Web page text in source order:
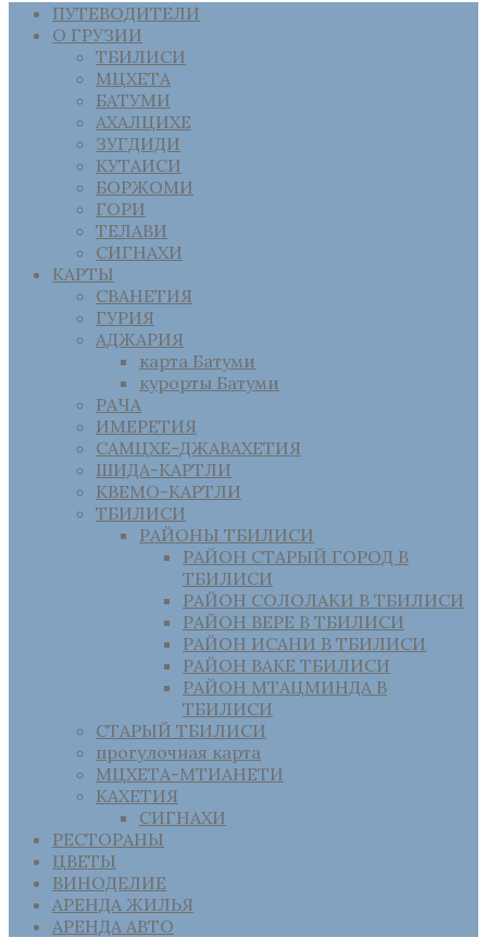
ПУТЕВОДИТЕЛИ
О ГРУЗИИ
ТБИЛИСИ
МЦХЕТА
БАТУМИ
АХАЛЦИХЕ
ЗУГДИДИ
КУТАИСИ
БОРЖОМИ
ГОРИ
ТЕЛАВИ
СИГНАХИ
КАРТЫ
СВАНЕТИЯ
ГУРИЯ
АДЖАРИЯ
карта Батуми
курорты Батуми
РАЧА
ИМЕРЕТИЯ
САМЦХЕ-ДЖАВАХЕТИЯ
ШИДА-КАРТЛИ
КВЕМО-КАРТЛИ
ТБИЛИСИ
РАЙОНЫ ТБИЛИСИ
РАЙОН СТАРЫЙ ГОРОД В
ТБИЛИСИ
РАЙОН СОЛОЛАКИ В ТБИЛИСИ
РАЙОН ВЕРЕ В ТБИЛИСИ
РАЙОН ИСАНИ В ТБИЛИСИ
РАЙОН ВАКЕ ТБИЛИСИ
РАЙОН МТАЦМИНДА В
ТБИЛИСИ
СТАРЫЙ ТБИЛИСИ
прогулочная карта
МЦХЕТА-МТИАНЕТИ
КАХЕТИЯ
СИГНАХИ
РЕСТОРАНЫ
ЦВЕТЫ
ВИНОДЕЛИЕ
АРЕНДА ЖИЛЬЯ
АРЕНДА АВТО